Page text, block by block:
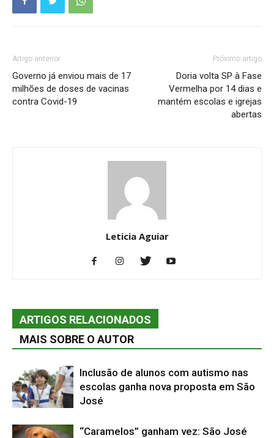
Artigo anterior
Governo já enviou mais de 17
milhões de doses de vacinas
contra Covid-19
Próximo artigo
Doria volta SP à Fase
Vermelha por 14 dias e
mantém escolas e igrejas
abertas
Leticia Aguiar
ARTIGOS RELACIONADOS
MAIS SOBRE O AUTOR
Inclusão de alunos com autismo nas
escolas ganha nova proposta em São
José
“Caramelos” ganham vez: São José